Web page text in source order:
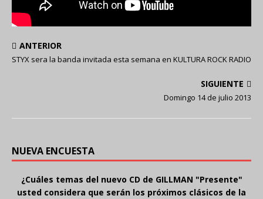
ANTERIOR
STYX sera la banda invitada esta semana en KULTURA ROCK RADIO
SIGUIENTE
Domingo 14 de julio 2013
NUEVA ENCUESTA
¿Cuáles temas del nuevo CD de GILLMAN "Presente"
usted considera que serán los próximos clásicos de la